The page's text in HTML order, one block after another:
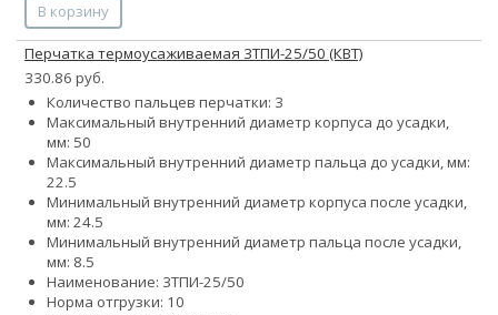
В корзину
Перчатка термоусаживаемая 3ТПИ-25/50 (КВТ)
330.86 руб.
Количество пальцев перчатки: 3
Максимальный внутренний диаметр корпуса до усадки,
мм: 50
Максимальный внутренний диаметр пальца до усадки, мм:
22.5
Минимальный внутренний диаметр корпуса после усадки,
мм: 24.5
Минимальный внутренний диаметр пальца после усадки,
мм: 8.5
Наименование: 3ТПИ-25/50
Норма отгрузки: 10